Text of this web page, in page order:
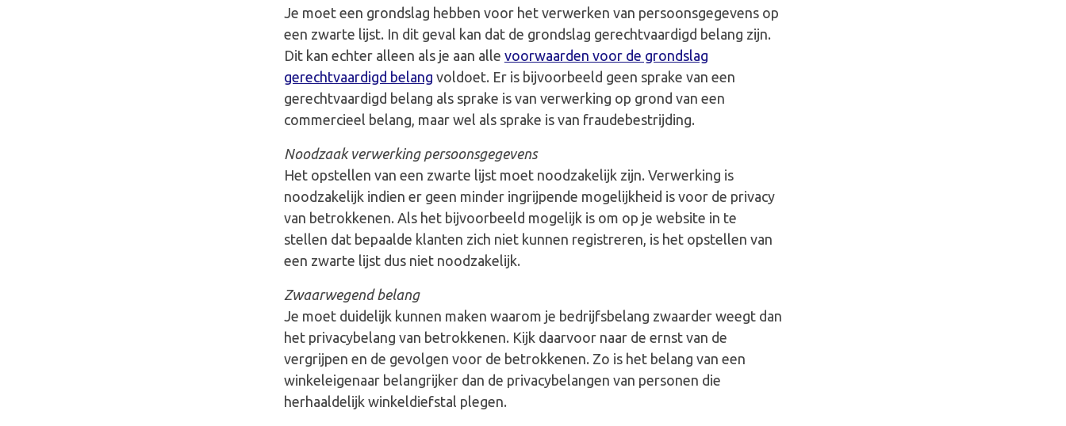
Je moet een grondslag hebben voor het verwerken van persoonsgegevens op
een zwarte lijst. In dit geval kan dat de grondslag gerechtvaardigd belang zijn.
Dit kan echter alleen als je aan alle voorwaarden voor de grondslag
gerechtvaardigd belang voldoet. Er is bijvoorbeeld geen sprake van een
gerechtvaardigd belang als sprake is van verwerking op grond van een
commercieel belang, maar wel als sprake is van fraudebestrijding.
Noodzaak verwerking persoonsgegevens
Het opstellen van een zwarte lijst moet noodzakelijk zijn. Verwerking is
noodzakelijk indien er geen minder ingrijpende mogelijkheid is voor de privacy
van betrokkenen. Als het bijvoorbeeld mogelijk is om op je website in te
stellen dat bepaalde klanten zich niet kunnen registreren, is het opstellen van
een zwarte lijst dus niet noodzakelijk.
Zwaarwegend belang
Je moet duidelijk kunnen maken waarom je bedrijfsbelang zwaarder weegt dan
het privacybelang van betrokkenen. Kijk daarvoor naar de ernst van de
vergrijpen en de gevolgen voor de betrokkenen. Zo is het belang van een
winkeleigenaar belangrijker dan de privacybelangen van personen die
herhaaldelijk winkeldiefstal plegen.